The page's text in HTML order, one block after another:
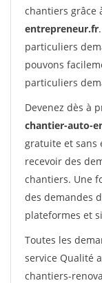
chantiers grâce
entrepreneur.fr
particuliers
pouvons
particuliers
Devenez dès à
chantier-auto-
gratuite et sans
recevoir des
chantiers. Une
des demandes
plateformes et
Toutes les
service Qualité
chantiers-